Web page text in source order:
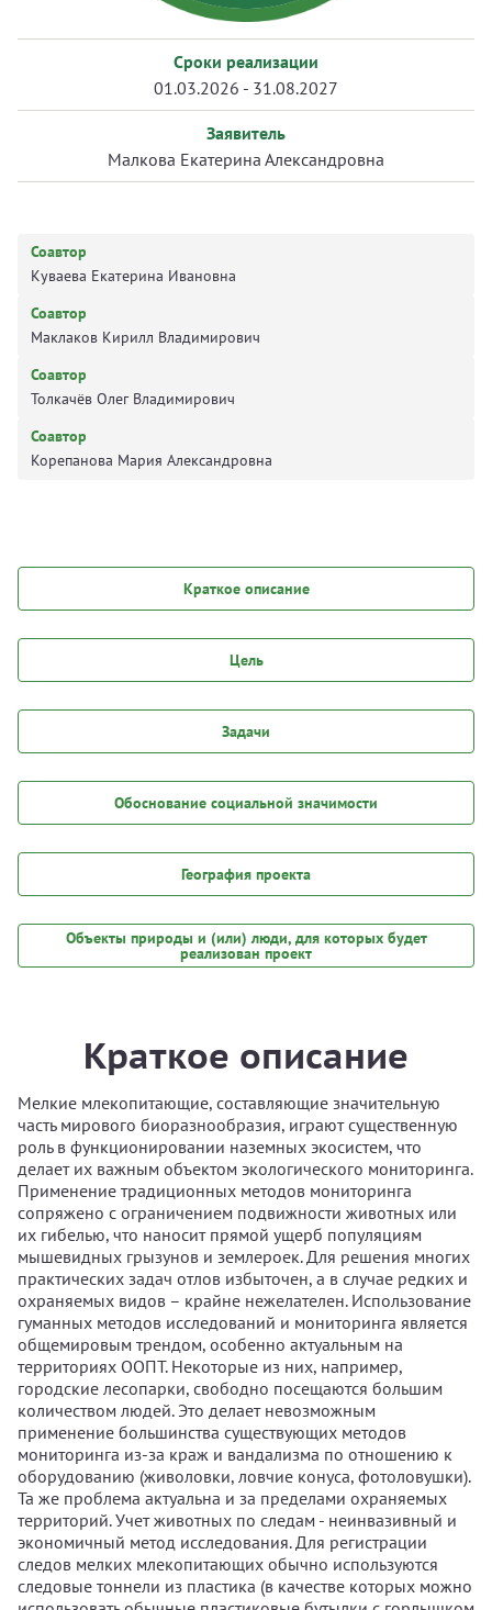
Сроки реализации
01.03.2026 - 31.08.2027
Заявитель
Малкова Екатерина Александровна
Соавтор
Куваева Екатерина Ивановна
Соавтор
Маклаков Кирилл Владимирович
Соавтор
Толкачёв Олег Владимирович
Соавтор
Корепанова Мария Александровна
Краткое описание
Цель
Задачи
Обоснование социальной значимости
География проекта
Объекты природы и (или) люди, для которых будет
реализован проект
Краткое описание
Мелкие млекопитающие, составляющие значительную
часть мирового биоразнообразия, играют существенную
роль в функционировании наземных экосистем, что
делает их важным объектом экологического мониторинга.
Применение традиционных методов мониторинга
сопряжено с ограничением подвижности животных или
их гибелью, что наносит прямой ущерб популяциям
мышевидных грызунов и землероек. Для решения многих
практических задач отлов избыточен, а в случае редких и
охраняемых видов – крайне нежелателен. Использование
гуманных методов исследований и мониторинга является
общемировым трендом, особенно актуальным на
территориях ООПТ. Некоторые из них, например,
городские лесопарки, свободно посещаются большим
количеством людей. Это делает невозможным
применение большинства существующих методов
мониторинга из-за краж и вандализма по отношению к
оборудованию (живоловки, ловчие конуса, фотоловушки).
Та же проблема актуальна и за пределами охраняемых
территорий. Учет животных по следам - неинвазивный и
экономичный метод исследования. Для регистрации
следов мелких млекопитающих обычно используются
следовые тоннели из пластика (в качестве которых можно